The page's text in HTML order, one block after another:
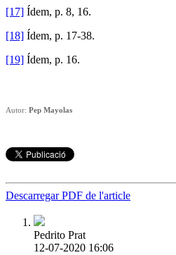
[17] Ídem, p. 8, 16.
[18] Ídem, p. 17-38.
[19] Ídem, p. 16.
Autor: Pep Mayolas
Descarregar PDF de l'article
Pedrito Prat
12-07-2020 16:06